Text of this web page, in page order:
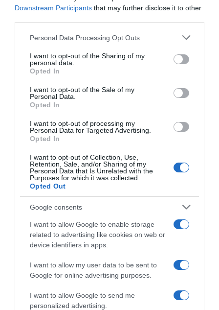
Downstream Participants that may further disclose it to other
Please note that this website/app uses one or more Google
not limited to your visit or usage behaviour. You may click to
grant or deny consent to Google and its third-party tags to
use your data for below specified purposes in below Google
consent section.
Personal Data Processing Opt Outs
I want to opt-out of the Sharing of my
personal data.
Opted In
I want to opt-out of the Sale of my
Personal Data.
Opted In
I want to opt-out of processing my
Personal Data for Targeted Advertising.
Opted In
I want to opt-out of Collection, Use,
Retention, Sale, and/or Sharing of my
Personal Data that Is Unrelated with the
Purposes for which it was collected.
Opted Out
Google consents
I want to allow Google to enable storage
related to advertising like cookies on web or
device identifiers in apps.
I want to allow my user data to be sent to
Google for online advertising purposes.
I want to allow Google to send me
personalized advertising.
AILLEURS SUR LE WEB